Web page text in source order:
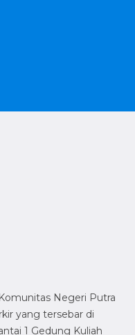
Negeri Putra
yang tersebar di
1 Gedung Kuliah